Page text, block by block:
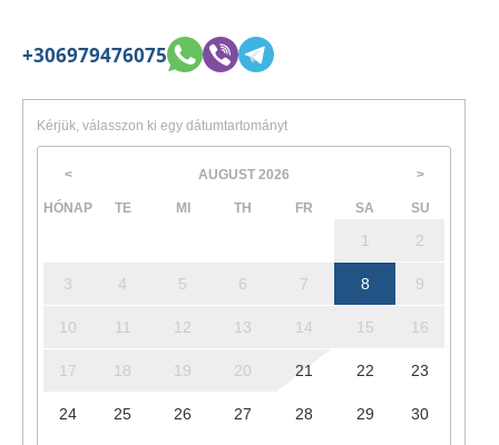
+306979476075
Kérjük, válasszon ki egy dátumtartományt
< AUGUST 2026 >
HÓNAP TE MI TH FR SA SU
1 2
3 4 5 6 7 8 9
10 11 12 13 14 15 16
17 18 19 20 21 22 23
24 25 26 27 28 29 30